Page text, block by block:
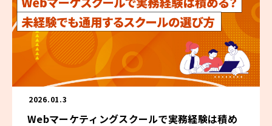
2026.01.3
Webマーケティングスクールで実務経験は積め